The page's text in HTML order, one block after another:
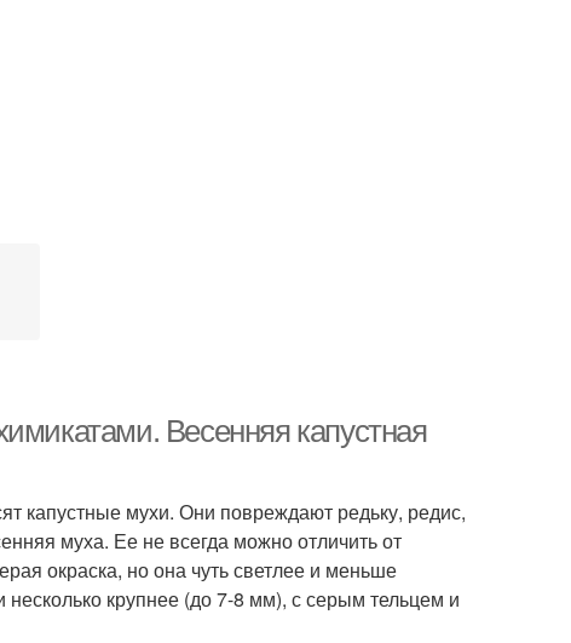
Весенняя капустная
капустные мухи. Они повреждают редьку, редис,
муха. Ее не всегда можно отличить от
окраска, но она чуть светлее и меньше
крупнее (до 7-8 мм), с серым тельцем и